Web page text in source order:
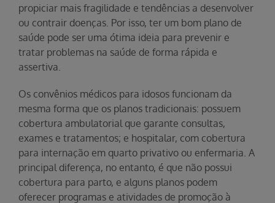
propiciar mais fragilidade e tendências a desenvolver
ou contrair doenças. Por isso, ter um bom plano de
saúde pode ser uma ótima ideia para prevenir e
tratar problemas na saúde de forma rápida e
assertiva.
Os convênios médicos para idosos funcionam da
mesma forma que os planos tradicionais: possuem
cobertura ambulatorial que garante consultas,
exames e tratamentos; e hospitalar, com cobertura
para internação em quarto privativo ou enfermaria. A
principal diferença, no entanto, é que não possui
cobertura para parto, e alguns planos podem
oferecer programas e atividades de promoção à